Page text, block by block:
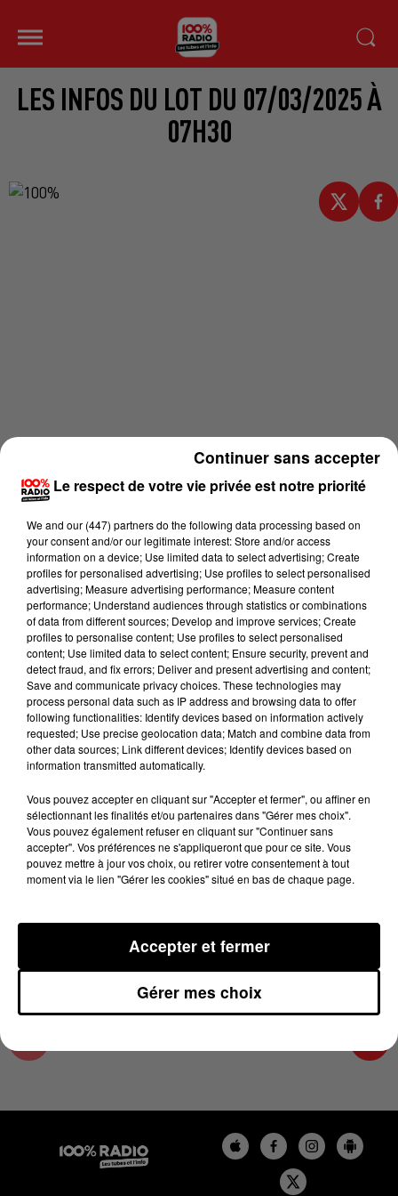
LES INFOS DU LOT DU 07/03/2025 À
07H30
Lecture (4 min 19 sec)
100%
100% Radio les infos du Lot
7 mars 2025 - 4 min 19 sec
LES INFOS DU LOT DU 07/03/2025 À 07H30
07/03/2025
Le respect de votre vie privée est notre priorité
We and our (447) partnersdo the following data processing based on
your consent and/or our legitimate interest: Store and/or access
information on a device; Use limited data to select advertising; Create
profiles for personalised advertising; Use profiles to select personalised
advertising; Measure advertising performance; Measure content
performance; Understand audiences through statistics or combinations
of data from different sources; Develop and improve services; Create
profiles to personalise content; Use profiles to select personalised
content; Use limited data to select content; Ensure security, prevent and
detect fraud, and fix errors; Deliver and present advertising and content;
Save and communicate privacy choices. These technologies may
process personal data such as IP address and browsing data to offer
following functionalities: Identify devices based on information actively
requested; Use precise geolocation data; Match and combine data from
other data sources; Link different devices; Identify devices based on
information transmitted automatically.
Vous pouvez accepter en cliquant sur "Accepter et fermer", ou affiner en
sélectionnant les finalités et/ou partenaires dans "Gérer mes choix".
Vous pouvez également refuser en cliquant sur "Continuer sans
accepter". Vos préférences ne s'appliqueront que pour ce site. Vous
pouvez mettre à jour vos choix, ou retirer votre consentement à tout
moment via le lien "Gérer les cookies" situé en bas de chaque page.
Gérer mes choix
Accepter et fermer
Continuer sans accepter